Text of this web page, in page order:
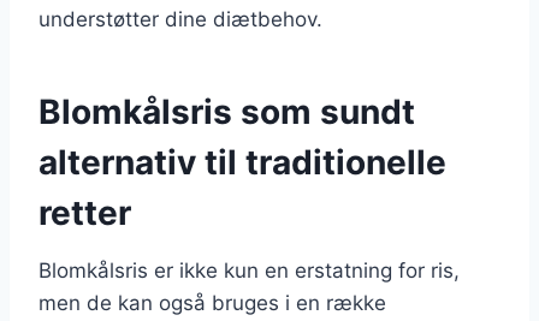
understøtter dine diætbehov.
Blomkålsris som sundt
alternativ til traditionelle
retter
Blomkålsris er ikke kun en erstatning for ris,
men de kan også bruges i en række